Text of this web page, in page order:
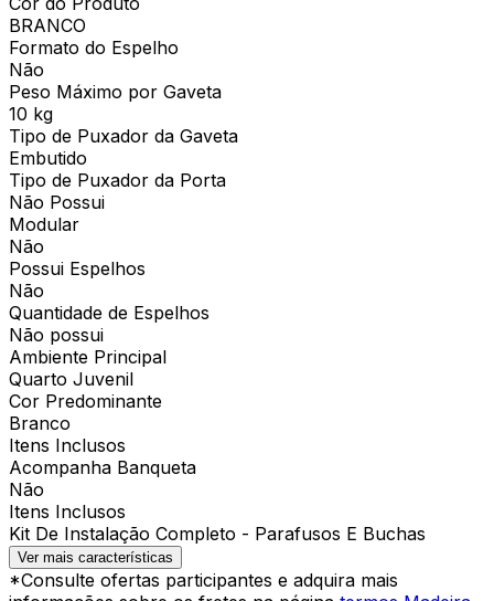
BRANCO
Formato do Espelho
Não
Peso Máximo por Gaveta
10 kg
Tipo de Puxador da Gaveta
Embutido
Tipo de Puxador da Porta
Não Possui
Modular
Não
Possui Espelhos
Não
Quantidade de Espelhos
Não possui
Ambiente Principal
Quarto Juvenil
Cor Predominante
Branco
Itens Inclusos
Acompanha Banqueta
Não
Itens Inclusos
Kit De Instalação Completo - Parafusos E Buchas
Ver mais características
*Consulte ofertas participantes e adquira mais